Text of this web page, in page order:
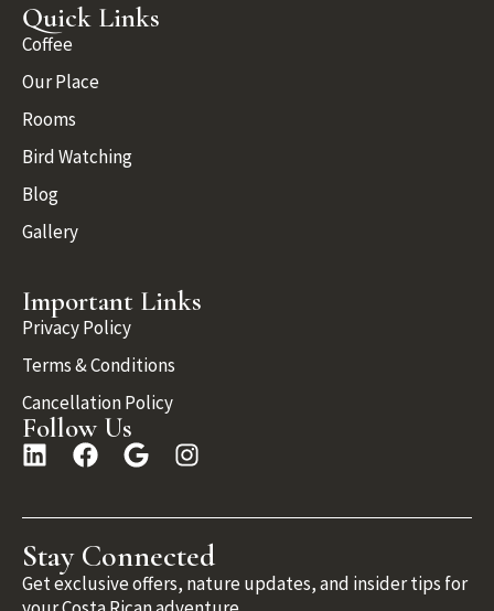
Quick Links
Coffee
Our Place
Rooms
Bird Watching
Blog
Gallery
Important Links
Privacy Policy
Terms & Conditions
Cancellation Policy
Follow Us
Stay Connected
Get exclusive offers, nature updates, and insider tips for